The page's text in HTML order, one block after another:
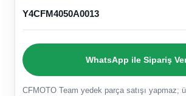
Y4CFM4050A0013
WhatsApp ile Sipariş
CFMOTO Team yedek parça satışı yapmaz;